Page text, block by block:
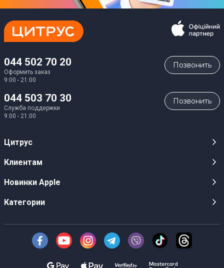
044 502 70 20
Оформить заказ
9:00 - 21:00
Позвонить
044 503 70 30
Служба поддержки
9:00 - 21:00
Позвонить
Цитрус
Карьера
Оптовым клиентам
О Компании
Клиентам
Публичные оферты
Инструкции и прошивки
Доставка
Новинки Apple
iPhone 17
iPhone Air
Категории
Техника Apple
Смартфоны
Техника для кухни